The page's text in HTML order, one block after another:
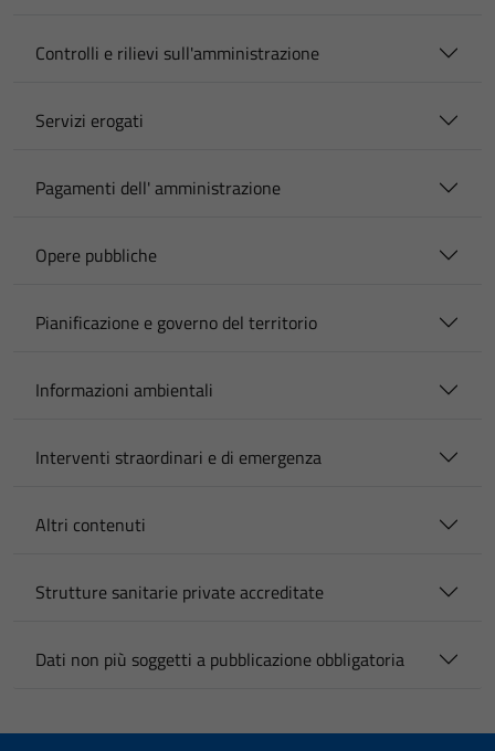
Controlli e rilievi sull'amministrazione
Servizi erogati
Pagamenti dell' amministrazione
Opere pubbliche
Pianificazione e governo del territorio
Informazioni ambientali
Interventi straordinari e di emergenza
Altri contenuti
Strutture sanitarie private accreditate
Dati non più soggetti a pubblicazione obbligatoria